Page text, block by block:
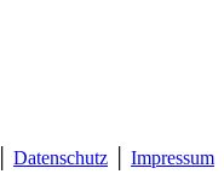
Datenschutz Impressum